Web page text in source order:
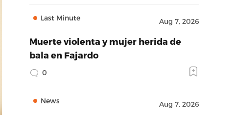
Last Minute Aug 7, 2026
Muerte violenta y mujer herida de
bala en Fajardo
0
News Aug 7, 2026